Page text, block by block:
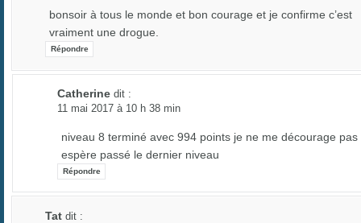
bonsoir à tous le monde et bon courage et je confirme c’est
vraiment une drogue.
Répondre
Catherine dit :
11 mai 2017 à 10 h 38 min
niveau 8 terminé avec 994 points je ne me décourage pas
espère passé le dernier niveau
Répondre
Tat dit :